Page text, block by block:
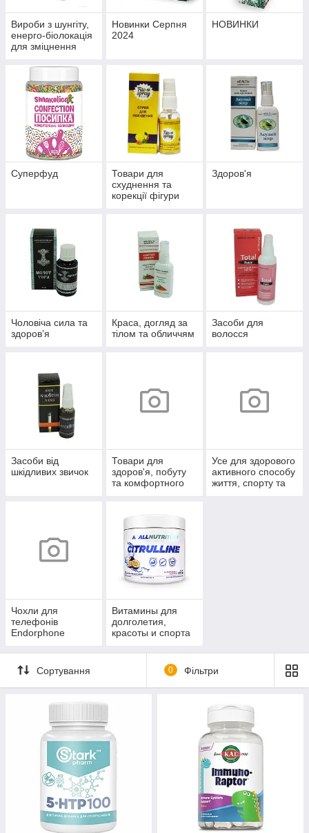
Вироби з шунгіту,
енерго-біолокація
для зміцнення
профілактики
хвороб
Новинки Серпня
2024
НОВИНКИ
Суперфуд
Товари для
схуднення та
корекції фігури
Здоров'я
Чоловіча сила та
здоров’я
Краса, догляд за
тілом та обличчям
Засоби для
волосся
Засоби від
шкідливих звичок
Товари для
здоров'я, побуту
та комфортного
Усе для здорового
активного способу
життя, спорту та
Чохли для
телефонів
Endorphone
Витамины для
долголетия,
красоты и спорта
Сортування 0 Фільтри